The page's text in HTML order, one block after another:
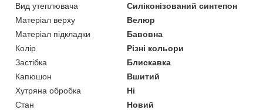
Вид утеплювача
Силіконізований синтепон
Матеріал верху
Велюр
Матеріал підкладки
Бавовна
Колір
Різні кольори
Застібка
Блискавка
Капюшон
Вшитий
Хутряна обробка
Ні
Стан
Новий